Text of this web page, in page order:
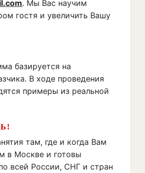
. Мы Вас научим
гостя и увеличить Вашу
базируется на
В ходе проведения
примеры из реальной
там, где и когда Вам
в Москве и готовы
всей России, СНГ и стран